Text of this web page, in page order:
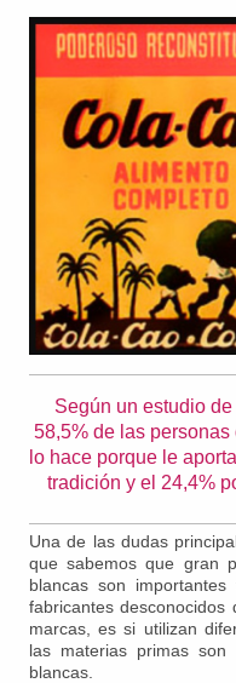
Según un estudio
58,5% de las
lo hace porque le
tradición y el 24,4%
Una de las dudas
que sabemos que gran
blancas son
fabricantes
marcas, es si utilizan
las materias primas
blancas.